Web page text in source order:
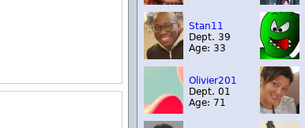
Stan11
Dept. 39
Age: 33
Olivier201
Dept. 01
Age: 71